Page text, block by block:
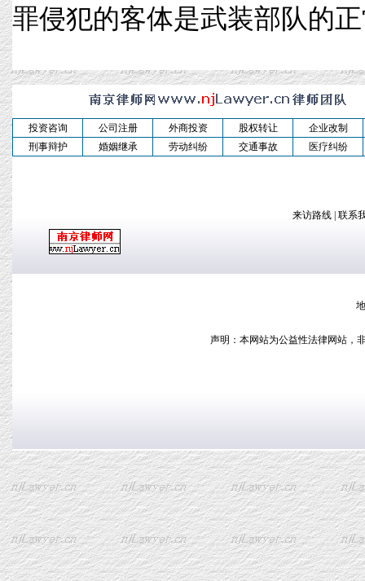
罪侵犯的客体是武装部队的
投资咨询 公司注册 外商投资 股权转让
企业改制
刑事辩护
婚姻继承 劳动纠纷 交通事故 医疗纠纷
来访路线 联系
声明：本网站为公益性法律网站，